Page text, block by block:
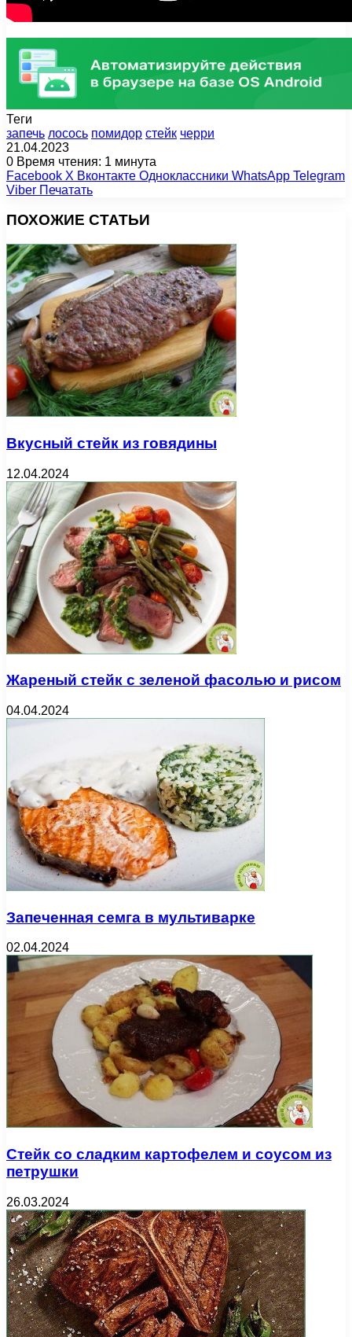
Теги
запечь лосось помидор стейк черри
21.04.2023
0 Время чтения: 1 минута
Facebook X Вконтакте Одноклассники WhatsApp Telegram
Viber Печатать
ПОХОЖИЕ СТАТЬИ
Вкусный стейк из говядины
12.04.2024
Жареный стейк с зеленой фасолью и рисом
04.04.2024
Запеченная семга в мультиварке
02.04.2024
Стейк со сладким картофелем и соусом из
петрушки
26.03.2024